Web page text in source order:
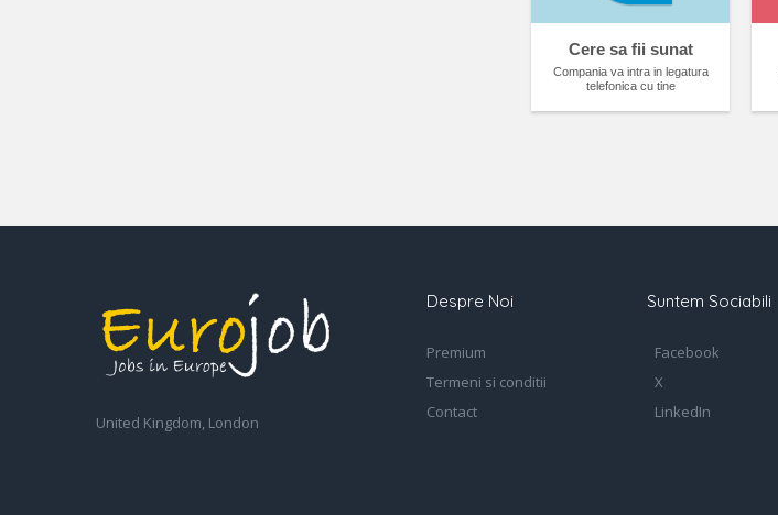
Cere sa fii sunat
Compania va intra in legatura
telefonica cu tine
United Kingdom, London
Despre Noi
Premium
Termeni si conditii
Contact
Suntem Sociabili
Facebook
X
LinkedIn